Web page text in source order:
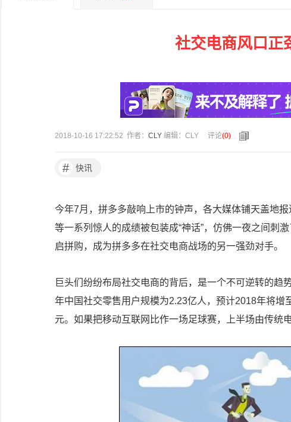
社交电商风口正
2018-10-16 17:22:52 作者： CLY 编辑：CLY 评论(0)
# 快讯
今年7月，拼多多敲响上市的钟声，各大媒体铺天盖地
等一系列惊人的成绩被包装成“神话”，仿佛一夜之间刺
启拼购，成为拼多多在社交电商战场的另一强劲对手。
巨头们纷纷布局社交电商的背后，是一个不可逆转的
年中国社交零售用户规模为2.23亿人，预计2018年将
元。如果把移动互联网比作一场足球赛，上半场由传统